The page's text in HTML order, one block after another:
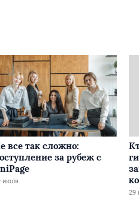
все так сложно:
за рубеж с
июля
29